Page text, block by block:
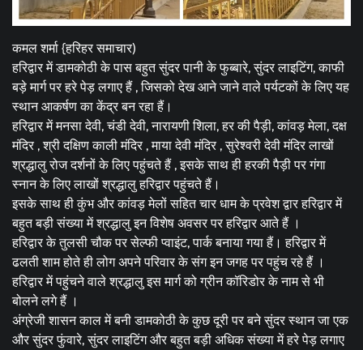
कमल शर्मा {हरिहर समाचार)
हरिद्वार में डामकोठी के पास बहुत सुंदर पानी के फुब्बारे, सुंदर लाइटिंग, काफी
बड़े मार्ग पर हरे पेड़ लगाए हैं , जिसको देख आने जाने वाले पर्यटकों के लिए यह
स्थान आकर्षण का केंद्र बन रहा हैं।
हरिद्वार में मनसा देवी, चंडी देवी, नारायणी शिला, हर की पैड़ी, कांवड़ मेला, दक्ष
मंदिर , श्री दक्षिण काली मंदिर , माया देवी मंदिर , सुरेश्वरी देवी मंदिर लाखों
श्रद्धालु रोज दर्शनों के लिए पहुंचते हैं , इसके साथ ही हरकी पैड़ी पर गंगा
स्नान के लिए लाखों श्रद्धालु हरिद्वार पहुंचते हैं।
इसके साथ ही कुंभ और कांवड़ मेलों सहित चार धाम के प्रवेश द्वार हरिद्वार में
बहुत बड़ी संख्या में श्रद्धालु इन विशेष अवसर पर हरिद्वार आते हैं ।
हरिद्वार के तुलसी चौक पर सेल्फी प्वाइंट, पार्क बनाया गया हैं। हरिद्वार में
ढलती शाम होते ही लोग अपने परिवार के संग इन जगह पर पहुंच रहे हैं ।
हरिद्वार में पहुंचने वाले श्रद्धालु इस मार्ग को ग्रीन कॉरिडोर के नाम से भी
बोलने लगे हैं ।
अंग्रेजी शासन काल में बनी डामकोठी के कुछ दूरी पर बने सुंदर स्थान जा एक
और सुंदर फुंवारे, सुंदर लाइटिंग और बहुत बड़ी अधिक संख्या में हरे पेड़ लगाए